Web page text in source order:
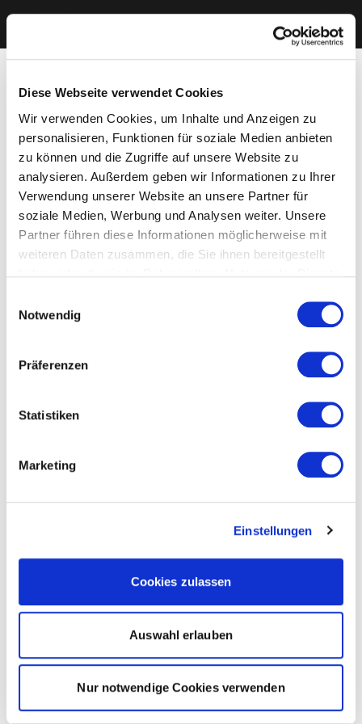
Diese Webseite verwendet Cookies
Wir verwenden Cookies, um Inhalte und Anzeigen zu
personalisieren, Funktionen für soziale Medien anbieten
zu können und die Zugriffe auf unsere Website zu
analysieren. Außerdem geben wir Informationen zu Ihrer
Verwendung unserer Website an unsere Partner für
soziale Medien, Werbung und Analysen weiter. Unsere
Partner führen diese Informationen möglicherweise mit
weiteren Daten zusammen, die Sie ihnen bereitgestellt
Cookies, wenn Sie unsere Webseite weiterhin nutzen.
Notwendig
Präferenzen
Statistiken
Marketing
Einstellungen
Cookies zulassen
Auswahl erlauben
Nur notwendige Cookies verwenden